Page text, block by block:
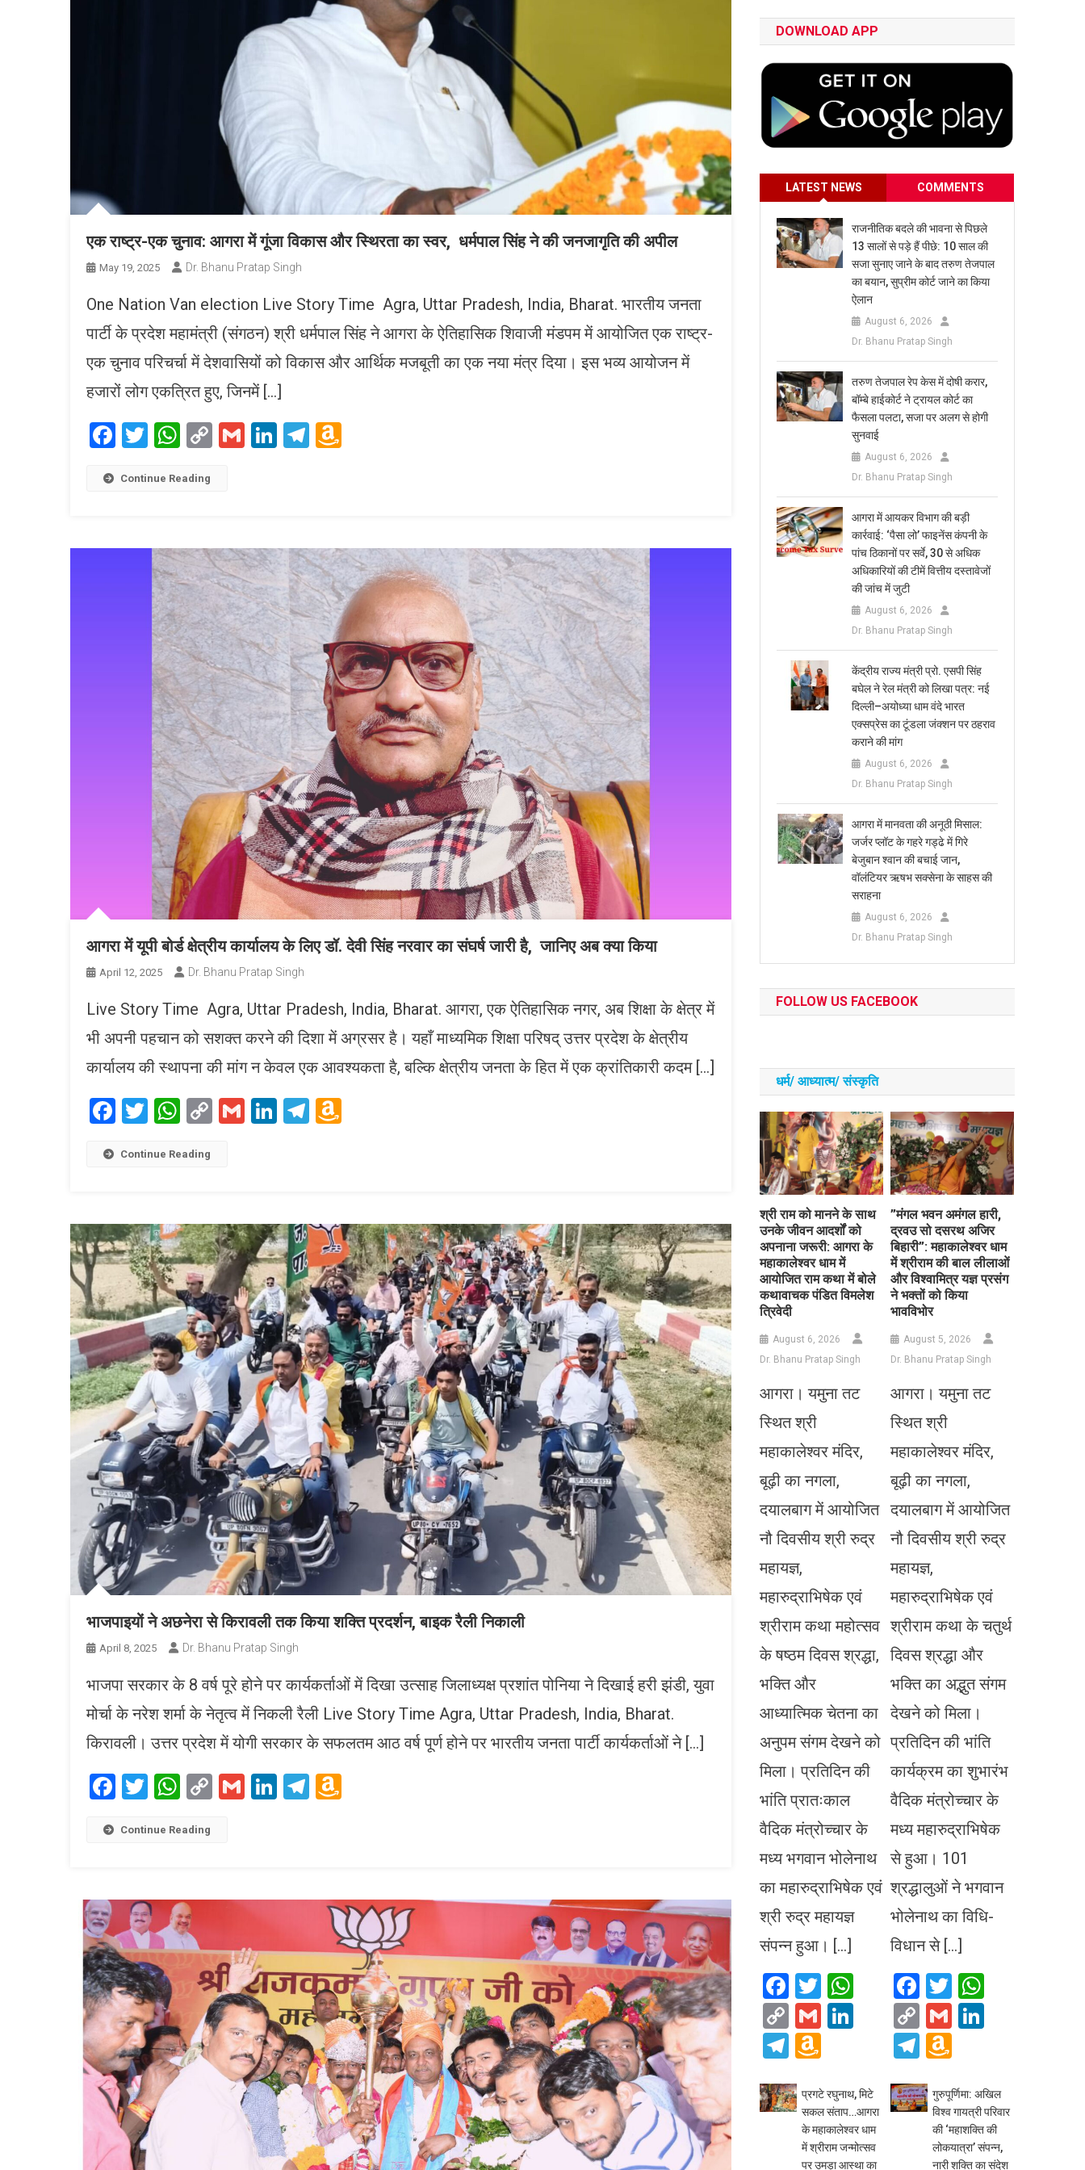
एक राष्ट्र-एक चुनाव: आगरा में गूंजा विकास और स्थिरता का स्वर, धर्मपाल सिंह ने की जनजागृति की अपील
May 19, 2025 Dr. Bhanu Pratap Singh
One Nation Van election Live Story Time Agra, Uttar Pradesh, India, Bharat. भारतीय जनता
पार्टी के प्रदेश महामंत्री (संगठन) श्री धर्मपाल सिंह ने आगरा के ऐतिहासिक शिवाजी मंडपम में आयोजित एक राष्ट्र-
एक चुनाव परिचर्चा में देशवासियों को विकास और आर्थिक मजबूती का एक नया मंत्र दिया। इस भव्य आयोजन में
हजारों लोग एकत्रित हुए, जिनमें […]
Facebook
Twitter
WhatsApp
CopyGmailLinkedIn
Telegram
Continue Reading
आगरा में यूपी बोर्ड क्षेत्रीय कार्यालय के लिए डॉ. देवी सिंह नरवार का संघर्ष जारी है, जानिए अब क्या किया
April 12, 2025 Dr. Bhanu Pratap Singh
Live Story Time Agra, Uttar Pradesh, India, Bharat. आगरा, एक ऐतिहासिक नगर, अब शिक्षा के क्षेत्र में
भी अपनी पहचान को सशक्त करने की दिशा में अग्रसर है। यहाँ माध्यमिक शिक्षा परिषद् उत्तर प्रदेश के क्षेत्रीय
कार्यालय की स्थापना की मांग न केवल एक आवश्यकता है, बल्कि क्षेत्रीय जनता के हित में एक क्रांतिकारी कदम […]
Facebook
Twitter
WhatsApp
CopyGmailLinkedIn
Telegram
Continue Reading
भाजपाइयों ने अछनेरा से किरावली तक किया शक्ति प्रदर्शन, बाइक रैली निकाली
April 8, 2025 Dr. Bhanu Pratap Singh
भाजपा सरकार के 8 वर्ष पूरे होने पर कार्यकर्ताओं में दिखा उत्साह जिलाध्यक्ष प्रशांत पोनिया ने दिखाई हरी झंडी, युवा
मोर्चा के नरेश शर्मा के नेतृत्व में निकली रैली Live Story Time Agra, Uttar Pradesh, India, Bharat.
किरावली। उत्तर प्रदेश में योगी सरकार के सफलतम आठ वर्ष पूर्ण होने पर भारतीय जनता पार्टी कार्यकर्ताओं ने […]
Facebook
TwitterWhatsApp
CopyGmailLinkedIn
Telegram
Continue Reading
DOWNLOAD APP
LATEST NEWS COMMENTS
राजनीतिक बदले की भावना से पिछले
13 सालों से पड़े हैं पीछे: 10 साल की
सजा सुनाए जाने के बाद तरुण तेजपाल
का बयान, सुप्रीम कोर्ट जाने का किया
ऐलान
August 6, 2026
Dr. Bhanu Pratap Singh
तरुण तेजपाल रेप केस में दोषी करार,
बॉम्बे हाईकोर्ट ने ट्रायल कोर्ट का
फैसला पलटा, सजा पर अलग से होगी
सुनवाई
August 6, 2026
Dr. Bhanu Pratap Singh
आगरा में आयकर विभाग की बड़ी
कार्रवाई: ‘पैसा लो’ फाइनेंस कंपनी के
पांच ठिकानों पर सर्वे, 30 से अधिक
अधिकारियों की टीमें वित्तीय दस्तावेजों
की जांच में जुटी
August 6, 2026
Dr. Bhanu Pratap Singh
केंद्रीय राज्य मंत्री प्रो. एसपी सिंह
बघेल ने रेल मंत्री को लिखा पत्र: नई
दिल्ली–अयोध्या धाम वंदे भारत
एक्सप्रेस का टूंडला जंक्शन पर ठहराव
कराने की मांग
August 6, 2026
Dr. Bhanu Pratap Singh
आगरा में मानवता की अनूठी मिसाल:
जर्जर प्लॉट के गहरे गड्ढे में गिरे
बेजुबान श्वान की बचाई जान,
वॉलंटियर ऋषभ सक्सेना के साहस की
सराहना
August 6, 2026
Dr. Bhanu Pratap Singh
FOLLOW US FACEBOOK
धर्म/ आध्‍यात्‍म/ संस्‍कृति
​श्री राम को मानने के साथ
उनके जीवन आदर्शों को
अपनाना जरूरी: आगरा के
महाकालेश्वर धाम में
आयोजित राम कथा में बोले
कथावाचक पंडित विमलेश
त्रिवेदी
August 6, 2026
Dr. Bhanu Pratap Singh
आगरा। यमुना तट
स्थित श्री
महाकालेश्वर मंदिर,
बूढ़ी का नगला,
दयालबाग में आयोजित
नौ दिवसीय श्री रुद्र
महायज्ञ,
महारुद्राभिषेक एवं
श्रीराम कथा महोत्सव
के षष्ठम दिवस श्रद्धा,
भक्ति और
आध्यात्मिक चेतना का
अनुपम संगम देखने को
मिला। प्रतिदिन की
भांति प्रातःकाल
वैदिक मंत्रोच्चार के
मध्य भगवान भोलेनाथ
का महारुद्राभिषेक एवं
श्री रुद्र महायज्ञ
संपन्न हुआ। […]
Facebook
TwitterWhatsApp
Copy
Link
GmailLinkedIn
Telegram
Amazon
List
​”मंगल भवन अमंगल हारी,
द्रवउ सो दसरथ अजिर
बिहारी”: महाकालेश्वर धाम
में श्रीराम की बाल लीलाओं
और विश्वामित्र यज्ञ प्रसंग
ने भक्तों को किया
भावविभोर
August 5, 2026
Dr. Bhanu Pratap Singh
आगरा। यमुना तट
स्थित श्री
महाकालेश्वर मंदिर,
बूढ़ी का नगला,
दयालबाग में आयोजित
नौ दिवसीय श्री रुद्र
महायज्ञ,
महारुद्राभिषेक एवं
श्रीराम कथा के चतुर्थ
दिवस श्रद्धा और
भक्ति का अद्भुत संगम
देखने को मिला।
प्रतिदिन की भांति
कार्यक्रम का शुभारंभ
वैदिक मंत्रोच्चार के
मध्य महारुद्राभिषेक
से हुआ। 101
श्रद्धालुओं ने भगवान
भोलेनाथ का विधि-
विधान से […]
Facebook
Twitter
Copy
Link
Gmail
Telegram
List
प्रगटे रघुनाथ, मिटे
सकल संताप…आगरा
के महाकालेश्वर धाम
में श्रीराम जन्मोत्सव
पर उमड़ा आस्था का
गुरुपूर्णिमा: अखिल
विश्व गायत्री परिवार
की ‘महाशक्ति की
लोकयात्रा’ संपन्न,
नारी शक्ति का संदेश